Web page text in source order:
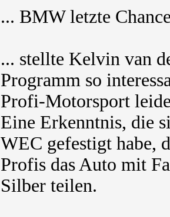
... BMW letzte
... stellte Kelvin van
Programm so
Profi-Motorsport
Eine Erkenntnis, die
WEC gefestigt habe,
Profis das Auto mit
Silber teilen.